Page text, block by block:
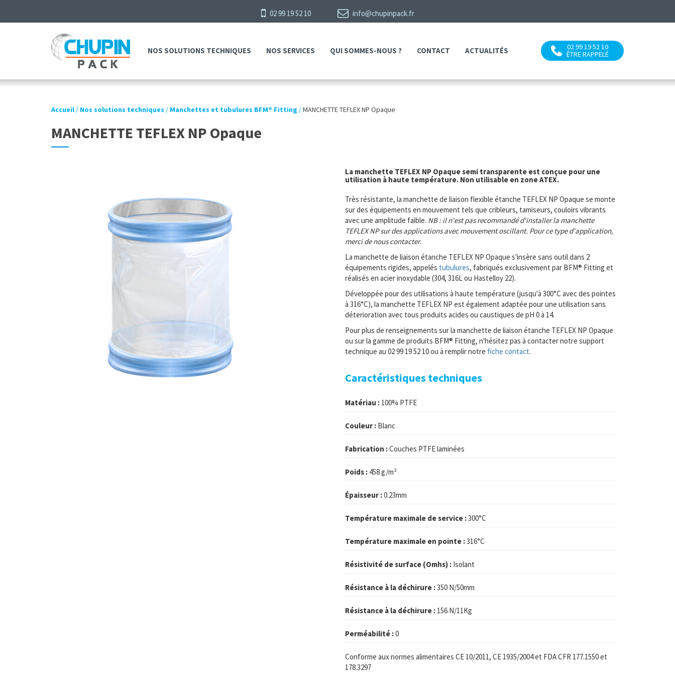
02 99 19 52 10 info@chupinpack.fr
02 99 19 52 10
ÊTRE RAPPELÉ
NOS SOLUTIONS TECHNIQUES NOS SERVICES QUI SOMMES-NOUS ? CONTACT ACTUALITÉS
Accueil / Nos solutions techniques / Manchettes et tubulures BFM® Fitting /MANCHETTE TEFLEX NP Opaque
MANCHETTE TEFLEX NP Opaque
La manchette TEFLEX NP Opaque semi transparente est conçue pour une
utilisation à haute température. Non utilisable en zone ATEX.
Très résistante, la manchette de liaison flexible étanche TEFLEX NP Opaque se monte
sur des équipements en mouvement tels que cribleurs, tamiseurs, couloirs vibrants
avec une amplitude faible. NB : il n'est pas recommandé d'installer la manchette
TEFLEX NP sur des applications avec mouvement oscillant. Pour ce type d'application,
merci de nous contacter.
La manchette de liaison étanche TEFLEX NP Opaque s'insère sans outil dans 2
équipements rigides, appelés tubulures, fabriqués exclusivement par BFM® Fitting et
réalisés en acier inoxydable (304, 316L ou Hastelloy 22).
Développée pour des utilisations à haute température (jusqu'à 300°C avec des pointes
à 316°C), la manchette TEFLEX NP est également adaptée pour une utilisation sans
déterioration avec tous produits acides ou caustiques de pH 0 à 14.
Pour plus de renseignements sur la manchette de liaison étanche TEFLEX NP Opaque
ou sur la gamme de produits BFM® Fitting, n'hésitez pas à contacter notre support
technique au 02 99 19 52 10 ou à remplir notre fiche contact.
Caractéristiques techniques
Matériau : 100% PTFE
Couleur : Blanc
Fabrication :Couches PTFE laminées
Poids : 458 g/m²
Épaisseur :0.23mm
Température maximale de service :300°C
Température maximale en pointe :316°C
Résistivité de surface (Omhs) : Isolant
Résistance à la déchirure :350 N/50mm
Résistance à la déchirure : 156 N/11Kg
Perméabilité :0
Conforme aux normes alimentaires CE 10/2011, CE 1935/2004 et FDA CFR 177.1550 et
178.3297